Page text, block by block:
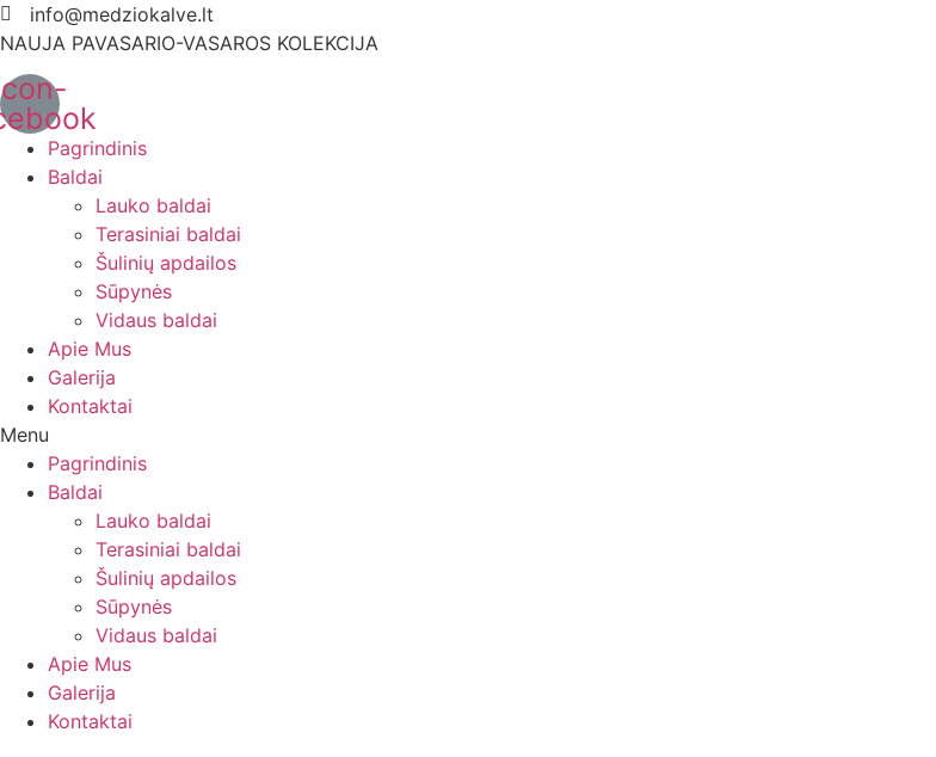
info@medziokalve.lt
NAUJA PAVASARIO-VASAROS KOLEKCIJA
Pagrindinis
Baldai
Lauko baldai
Terasiniai baldai
Šulinių apdailos
Sūpynės
Vidaus baldai
Apie Mus
Galerija
Kontaktai
Menu
Pagrindinis
Baldai
Lauko baldai
Terasiniai baldai
Šulinių apdailos
Sūpynės
Vidaus baldai
Apie Mus
Galerija
Kontaktai